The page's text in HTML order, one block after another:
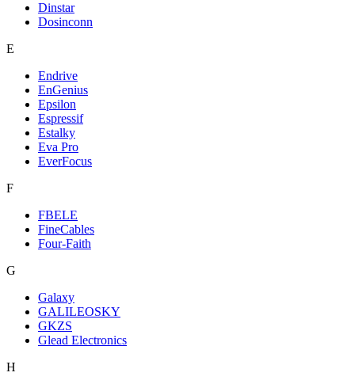
Dinstar
Dosinconn
E
Endrive
EnGenius
Epsilon
Espressif
Estalky
Eva Pro
EverFocus
F
FBELE
FineCables
Four-Faith
G
Galaxy
GALILEOSKY
GKZS
Glead Electronics
H